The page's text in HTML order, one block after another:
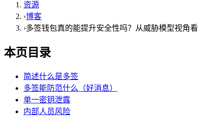
资源
›博客
›多签钱包真的能提升安全性吗？从威胁模型视角看
本页目录
简述什么是多签
多签能防范什么（好消息）
单一密钥泄露
内部人员风险